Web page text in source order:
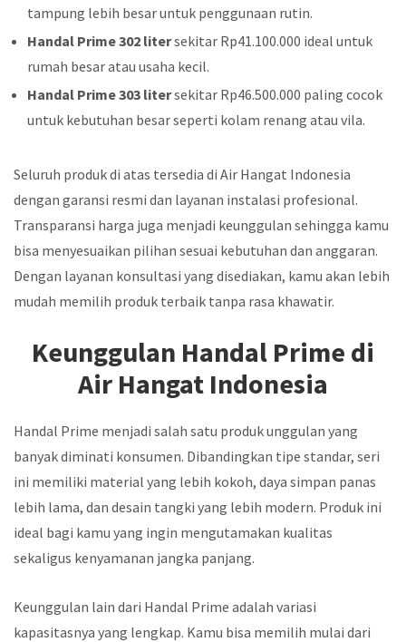
tampung lebih besar untuk penggunaan rutin.
Handal Prime 302 litersekitar Rp41.100.000 ideal untuk
rumah besar atau usaha kecil.
Handal Prime 303 litersekitar Rp46.500.000 paling cocok
untuk kebutuhan besar seperti kolam renang atau vila.
Seluruh produk di atas tersedia di Air Hangat Indonesia
dengan garansi resmi dan layanan instalasi profesional.
Transparansi harga juga menjadi keunggulan sehingga kamu
bisa menyesuaikan pilihan sesuai kebutuhan dan anggaran.
Dengan layanan konsultasi yang disediakan, kamu akan lebih
mudah memilih produk terbaik tanpa rasa khawatir.
Keunggulan Handal Prime di
Air Hangat Indonesia
Handal Prime menjadi salah satu produk unggulan yang
banyak diminati konsumen. Dibandingkan tipe standar, seri
ini memiliki material yang lebih kokoh, daya simpan panas
lebih lama, dan desain tangki yang lebih modern. Produk ini
ideal bagi kamu yang ingin mengutamakan kualitas
sekaligus kenyamanan jangka panjang.
Keunggulan lain dari Handal Prime adalah variasi
kapasitasnya yang lengkap. Kamu bisa memilih mulai dari